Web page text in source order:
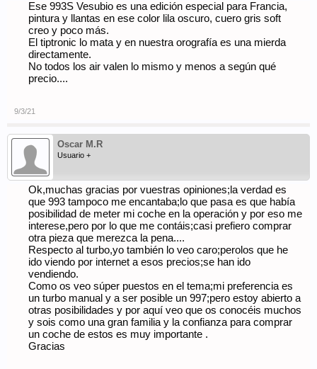
Ese 993S Vesubio es una edición especial para Francia,
pintura y llantas en ese color lila oscuro, cuero gris soft
creo y poco más.
El tiptronic lo mata y en nuestra orografía es una mierda
directamente.
No todos los air valen lo mismo y menos a según qué
precio....
9/3/21
Oscar M.R
Usuario +
Ok,muchas gracias por vuestras opiniones;la verdad es
que 993 tampoco me encantaba;lo que pasa es que había
posibilidad de meter mi coche en la operación y por eso me
interese,pero por lo que me contáis;casi prefiero comprar
otra pieza que merezca la pena....
Respecto al turbo,yo también lo veo caro;perolos que he
ido viendo por internet a esos precios;se han ido
vendiendo.
Como os veo súper puestos en el tema;mi preferencia es
un turbo manual y a ser posible un 997;pero estoy abierto a
otras posibilidades y por aquí veo que os conocéis muchos
y sois como una gran familia y la confianza para comprar
un coche de estos es muy importante .
Gracias